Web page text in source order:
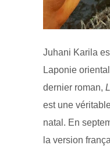
Juhani Karila
Laponie
dernier roman,
est une
natal. En
la version